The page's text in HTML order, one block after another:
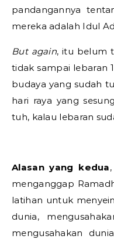
pandangannya
mereka adalah Idul
But again, itu belum
tidak sampai lebaran
budaya yang sudah
hari raya yang
tuh, kalau lebaran
Alasan yang kedua
menganggap
latihan untuk
dunia,
mengusahakan